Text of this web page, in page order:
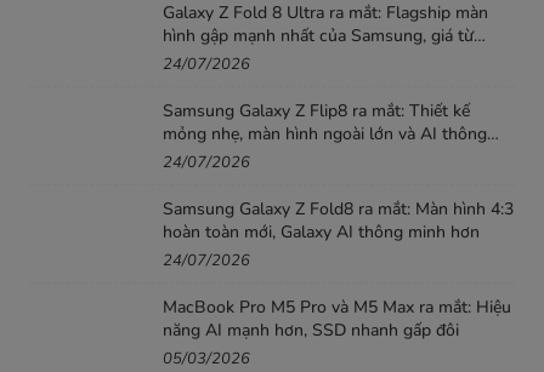
Galaxy Z Fold 8 Ultra ra mắt: Flagship màn
hình gập mạnh nhất của Samsung, giá từ
52,99 triệu đồng
24/07/2026
Samsung Galaxy Z Flip8 ra mắt: Thiết kế
mỏng nhẹ, màn hình ngoài lớn và AI thông
minh hơn
24/07/2026
Samsung Galaxy Z Fold8 ra mắt: Màn hình 4:3
hoàn toàn mới, Galaxy AI thông minh hơn
24/07/2026
MacBook Pro M5 Pro và M5 Max ra mắt: Hiệu
năng AI mạnh hơn, SSD nhanh gấp đôi
05/03/2026